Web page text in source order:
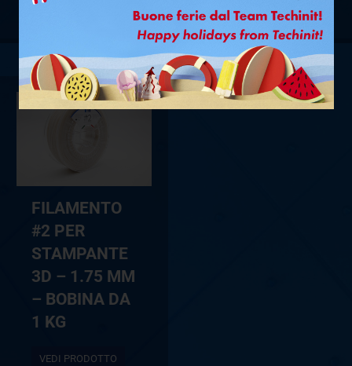
VEDI PRODOTTO
FILAMENTO
#2 PER
STAMPANTE
3D – 1.75 MM
– BOBINA DA
1 KG
VEDI PRODOTTO